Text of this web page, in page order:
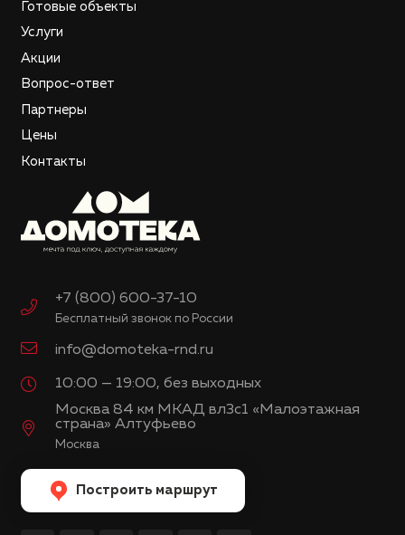
Готовые объекты
Услуги
Акции
Вопрос-ответ
Партнеры
Цены
Контакты
+7 (800) 600-37-10
Бесплатный звонок по России
info@domoteka-rnd.ru
10:00 — 19:00, без выходных
Москва 84 км МКАД вл3с1 «Малоэтажная
страна» Алтуфьево
Москва
Построить маршрут